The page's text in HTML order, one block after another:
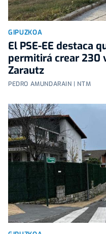
GIPUZKOA
El PSE-EE destaca
permitirá crear 230
Zarautz
PEDRO AMUNDARAIN | NTM